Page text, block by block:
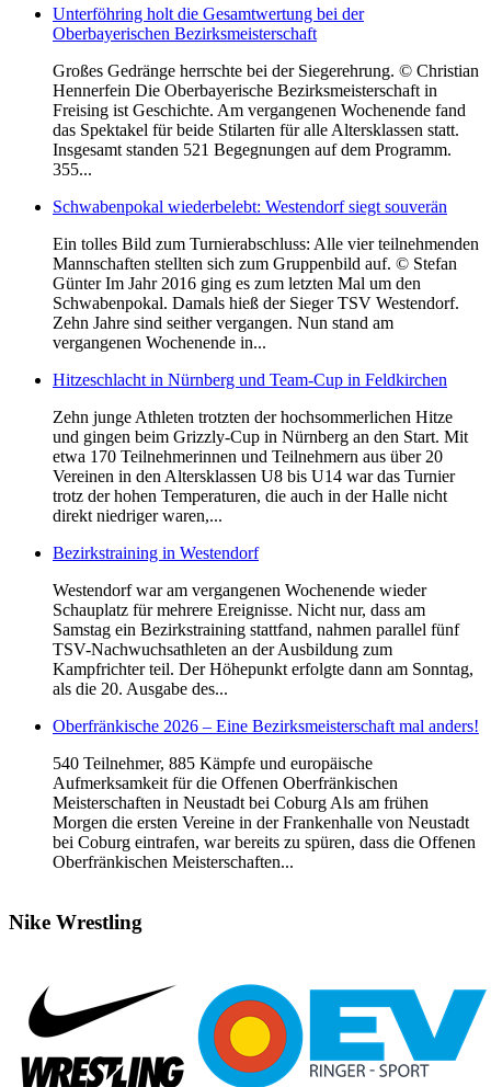
Unterföhring holt die Gesamtwertung bei der
Oberbayerischen Bezirksmeisterschaft
Großes Gedränge herrschte bei der Siegerehrung. © Christian
Hennerfein Die Oberbayerische Bezirksmeisterschaft in
Freising ist Geschichte. Am vergangenen Wochenende fand
das Spektakel für beide Stilarten für alle Altersklassen statt.
Insgesamt standen 521 Begegnungen auf dem Programm.
355...
Schwabenpokal wiederbelebt: Westendorf siegt souverän
Ein tolles Bild zum Turnierabschluss: Alle vier teilnehmenden
Mannschaften stellten sich zum Gruppenbild auf. © Stefan
Günter Im Jahr 2016 ging es zum letzten Mal um den
Schwabenpokal. Damals hieß der Sieger TSV Westendorf.
Zehn Jahre sind seither vergangen. Nun stand am
vergangenen Wochenende in...
Hitzeschlacht in Nürnberg und Team-Cup in Feldkirchen
Zehn junge Athleten trotzten der hochsommerlichen Hitze
und gingen beim Grizzly-Cup in Nürnberg an den Start. Mit
etwa 170 Teilnehmerinnen und Teilnehmern aus über 20
Vereinen in den Altersklassen U8 bis U14 war das Turnier
trotz der hohen Temperaturen, die auch in der Halle nicht
direkt niedriger waren,...
Bezirkstraining in Westendorf
Westendorf war am vergangenen Wochenende wieder
Schauplatz für mehrere Ereignisse. Nicht nur, dass am
Samstag ein Bezirkstraining stattfand, nahmen parallel fünf
TSV-Nachwuchsathleten an der Ausbildung zum
Kampfrichter teil. Der Höhepunkt erfolgte dann am Sonntag,
als die 20. Ausgabe des...
Oberfränkische 2026 – Eine Bezirksmeisterschaft mal anders!
540 Teilnehmer, 885 Kämpfe und europäische
Aufmerksamkeit für die Offenen Oberfränkischen
Meisterschaften in Neustadt bei Coburg Als am frühen
Morgen die ersten Vereine in der Frankenhalle von Neustadt
bei Coburg eintrafen, war bereits zu spüren, dass die Offenen
Oberfränkischen Meisterschaften...
Nike Wrestling